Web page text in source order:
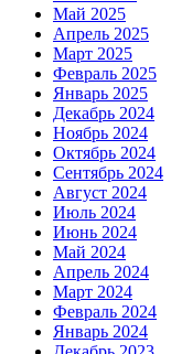
Май 2025
Апрель 2025
Март 2025
Февраль 2025
Январь 2025
Декабрь 2024
Ноябрь 2024
Октябрь 2024
Сентябрь 2024
Август 2024
Июль 2024
Июнь 2024
Май 2024
Апрель 2024
Март 2024
Февраль 2024
Январь 2024